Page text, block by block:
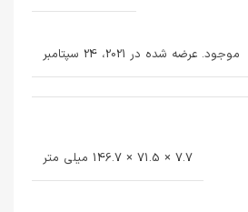
موجود. عرضه شده در 2021، 24 سپتامبر
7.7 × 71.5 × 146.7 میلی متر